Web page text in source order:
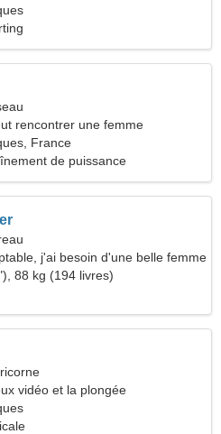
rencontrer une femme
France
de puissance
j'ai besoin d'une belle femme
88 kg (194 livres)
vidéo et la plongée